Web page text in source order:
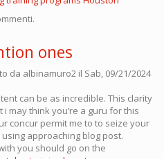
ones
da albinamuro2 il Sab, 09/21/2024
can be as incredible. This clarity
may think you’re a guru for this
concur permit me to to seize your
approaching blog post.
you should go on the